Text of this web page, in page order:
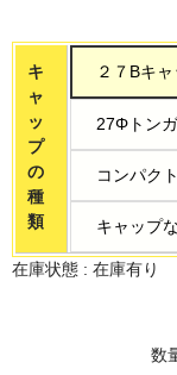
キ
ャ
ッ
プ
の
種
類
２７Bキ
27Φトン
コンパク
キャップ
在庫状態 : 在庫有り
数